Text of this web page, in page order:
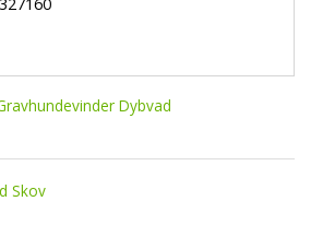
Dybvad
Skov